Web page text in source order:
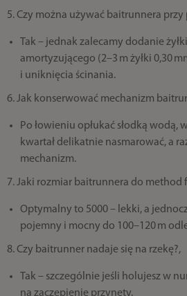
5. Czy można używać baitrunnera przy
Tak – jednak zalecamy dodanie
amortyzującego (2–3 m żyłki 0,30
i uniknięcia ścinania.
6. Jak konserwować mechanizm
Po łowieniu opłukać słodką wodą,
kwartał delikatnie nasmarować, a
mechanizm.
7. Jaki rozmiar baitrunnera do method
Optymalny to 5000 – lekki, a
pojemny i mocny do 100–120 m
8. Czy baitrunner nadaje się na rzekę?,
Tak – szczególnie jeśli holujesz w
na zaczepienie przynęty.